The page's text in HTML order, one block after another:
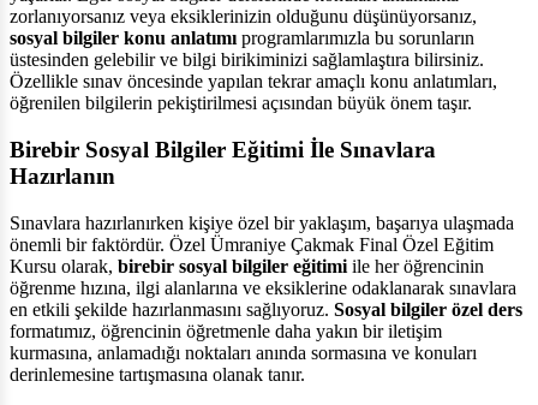
zorlanıyorsanız veya eksiklerinizin olduğunu düşünüyorsanız,
sosyal bilgiler konu anlatımı programlarımızla bu sorunların
üstesinden gelebilir ve bilgi birikiminizi sağlamlaştıra bilirsiniz.
Özellikle sınav öncesinde yapılan tekrar amaçlı konu anlatımları,
öğrenilen bilgilerin pekiştirilmesi açısından büyük önem taşır.
Birebir Sosyal Bilgiler Eğitimi İle Sınavlara
Hazırlanın
Sınavlara hazırlanırken kişiye özel bir yaklaşım, başarıya ulaşmada
önemli bir faktördür. Özel Ümraniye Çakmak Final Özel Eğitim
Kursu olarak, birebir sosyal bilgiler eğitimi ile her öğrencinin
öğrenme hızına, ilgi alanlarına ve eksiklerine odaklanarak sınavlara
en etkili şekilde hazırlanmasını sağlıyoruz. Sosyal bilgiler özel ders
formatımız, öğrencinin öğretmenle daha yakın bir iletişim
kurmasına, anlamadığı noktaları anında sormasına ve konuları
derinlemesine tartışmasına olanak tanır.